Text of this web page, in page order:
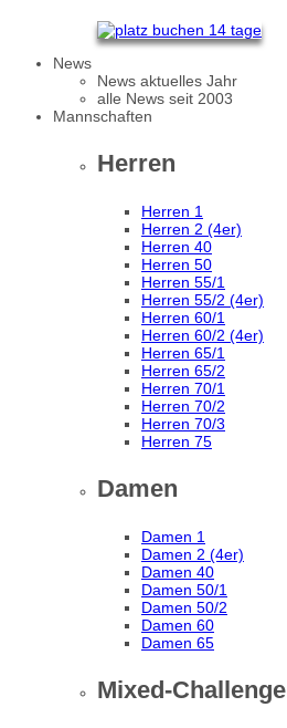
News
News aktuelles Jahr
alle News seit 2003
Mannschaften
Herren
Herren 1
Herren 2 (4er)
Herren 40
Herren 50
Herren 55/1
Herren 55/2 (4er)
Herren 60/1
Herren 60/2 (4er)
Herren 65/1
Herren 65/2
Herren 70/1
Herren 70/2
Herren 70/3
Herren 75
Damen
Damen 1
Damen 2 (4er)
Damen 40
Damen 50/1
Damen 50/2
Damen 60
Damen 65
Mixed-Challenge